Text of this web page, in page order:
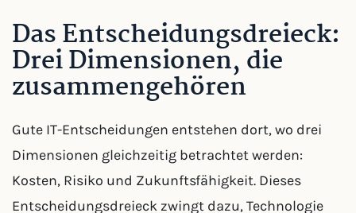
Das Entscheidungsdreieck:
Drei Dimensionen, die
zusammengehören
Gute IT-Entscheidungen entstehen dort, wo drei
Dimensionen gleichzeitig betrachtet werden:
Kosten, Risiko und Zukunftsfähigkeit. Dieses
Entscheidungsdreieck zwingt dazu, Technologie